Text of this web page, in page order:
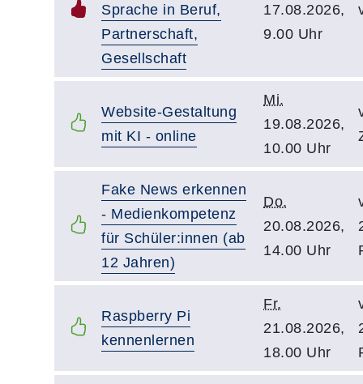
Sprache in Beruf,
Partnerschaft,
Gesellschaft
17.08.2026,
9.00 Uhr
Website-Gestaltung
mit KI - online
Mi.
19.08.2026,
10.00 Uhr
Fake News erkennen
- Medienkompetenz
für Schüler:innen (ab
12 Jahren)
Do.
20.08.2026,
14.00 Uhr
Raspberry Pi
kennenlernen
Fr.
21.08.2026,
18.00 Uhr